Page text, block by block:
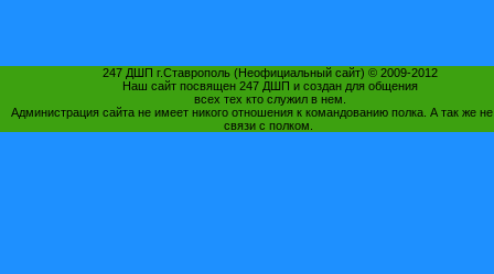
247 ДШП г.Ставрополь (Неофициальный сайт) © 2009-2012
Наш сайт посвящен 247 ДШП и создан для общения
всех тех кто служил в нем.
Администрация сайта не имеет никого отношения к командованию полка. А так же
связи с полком.